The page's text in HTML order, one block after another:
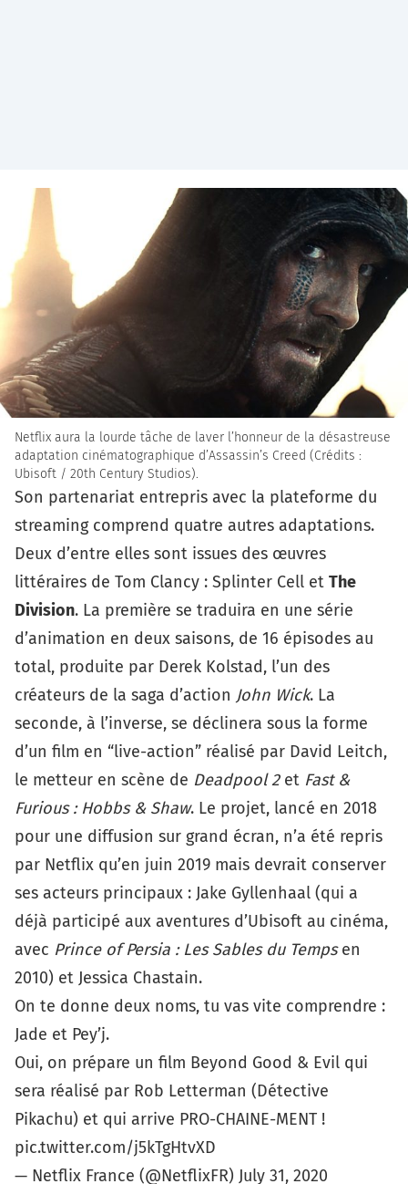
Netflix aura la lourde tâche de laver l’honneur de la désastreuse
adaptation cinématographique d’Assassin’s Creed (Crédits :
Ubisoft / 20th Century Studios).
Son partenariat entrepris avec la plateforme du
streaming comprend quatre autres adaptations.
Deux d’entre elles sont issues des œuvres
littéraires de Tom Clancy : Splinter Cell et The
Division. La première se traduira en une série
d’animation en deux saisons, de 16 épisodes au
total, produite par Derek Kolstad, l’un des
créateurs de la saga d’action John Wick. La
seconde, à l’inverse, se déclinera sous la forme
d’un film en “live-action” réalisé par David Leitch,
le metteur en scène de Deadpool 2et Fast &
Furious : Hobbs & Shaw. Le projet, lancé en 2018
pour une diffusion sur grand écran, n’a été repris
par Netflix qu’en juin 2019 mais devrait conserver
ses acteurs principaux : Jake Gyllenhaal (qui a
déjà participé aux aventures d’Ubisoft au cinéma,
avec Prince of Persia : Les Sables du Tempsen
2010) et Jessica Chastain.
On te donne deux noms, tu vas vite comprendre :
Jade et Pey’j.
Oui, on prépare un film Beyond Good & Evil qui
sera réalisé par Rob Letterman (Détective
Pikachu) et qui arrive PRO-CHAINE-MENT !
pic.twitter.com/j5kTgHtvXD
— Netflix France (@NetflixFR) July 31, 2020